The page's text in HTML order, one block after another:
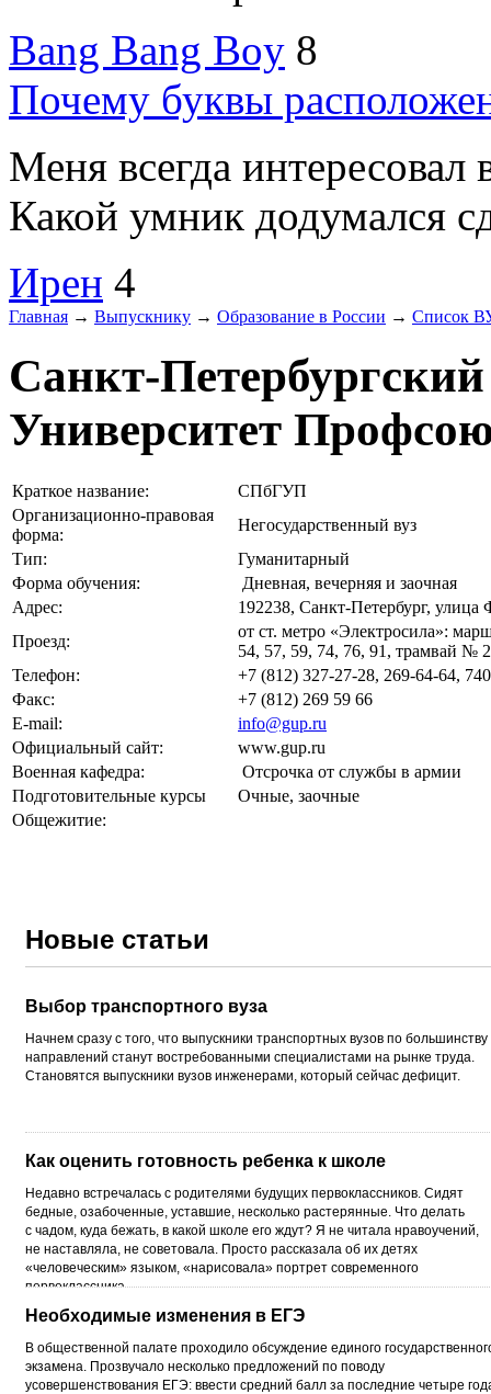
Bang Bang Boy 8
Почему буквы
Меня всегда интересовал
Какой умник додумался
Ирен 4
Главная → Выпускнику → Образование в России → Список
Санкт-
Университет
Краткое название:
СПбГУП
Организационно-правовая
форма:
Негосударственный вуз
Тип:
Гуманитарный
Форма обучения:
Дневная, вечерняя и заочная
Адрес:
192238, Санкт-Петербург, улица
Проезд:
от ст. метро «Электросила»:
54, 57, 59, 74, 76, 91, трамвай №
Телефон:
+7 (812) 327-27-28, 269-64-64,
Факс:
+7 (812) 269 59 66
E-mail:
info@gup.ru
Официальный сайт:
www.gup.ru
Военная кафедра:
Отсрочка от службы в армии
Подготовительные курсы
Очные, заочные
Общежитие:
Новые статьи
Выбор транспортного вуза
Начнем сразу с того, что выпускники транспортных вузов по большинству
направлений станут востребованными специалистами на рынке труда.
Становятся выпускники вузов инженерами, который сейчас дефицит.
Как оценить готовность ребенка к школе
Недавно встречалась с родителями будущих первоклассников. Сидят
бедные, озабоченные, уставшие, несколько растерянные. Что делать
с чадом, куда бежать, в какой школе его ждут? Я не читала нравоучений,
не наставляла, не советовала. Просто рассказала об их детях
«человеческим» языком, «нарисовала» портрет современного
первоклассника.
Необходимые изменения в ЕГЭ
В общественной палате проходило обсуждение единого
экзамена. Прозвучало несколько предложений по поводу
усовершенствования ЕГЭ: ввести средний балл за последние четыре